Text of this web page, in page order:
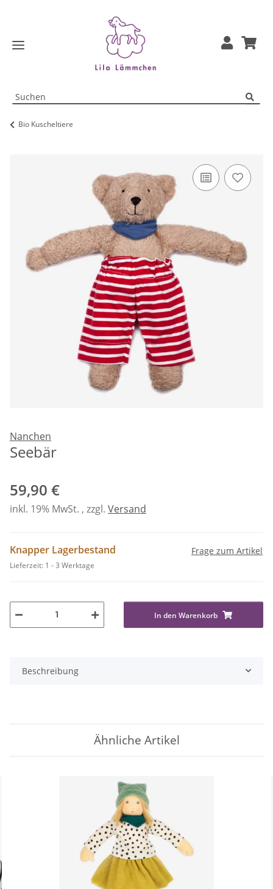
Bio Kuscheltiere
Nanchen
Seebär
59,90 €
inkl. 19% MwSt. , zzgl. Versand
Knapper Lagerbestand
Lieferzeit: 1 - 3 Werktage
Frage zum Artikel
In den Warenkorb
Beschreibung
Ähnliche Artikel